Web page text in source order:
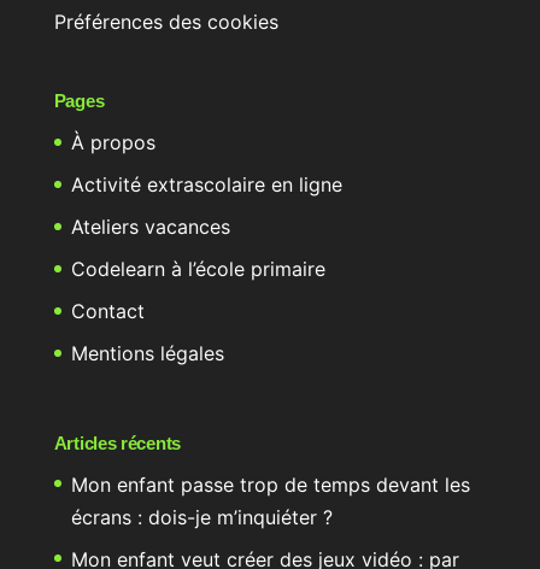
Préférences des cookies
Pages
À propos
Activité extrascolaire en ligne
Ateliers vacances
Codelearn à l’école primaire
Contact
Mentions légales
Articles récents
Mon enfant passe trop de temps devant les
écrans : dois-je m’inquiéter ?
Mon enfant veut créer des jeux vidéo : par